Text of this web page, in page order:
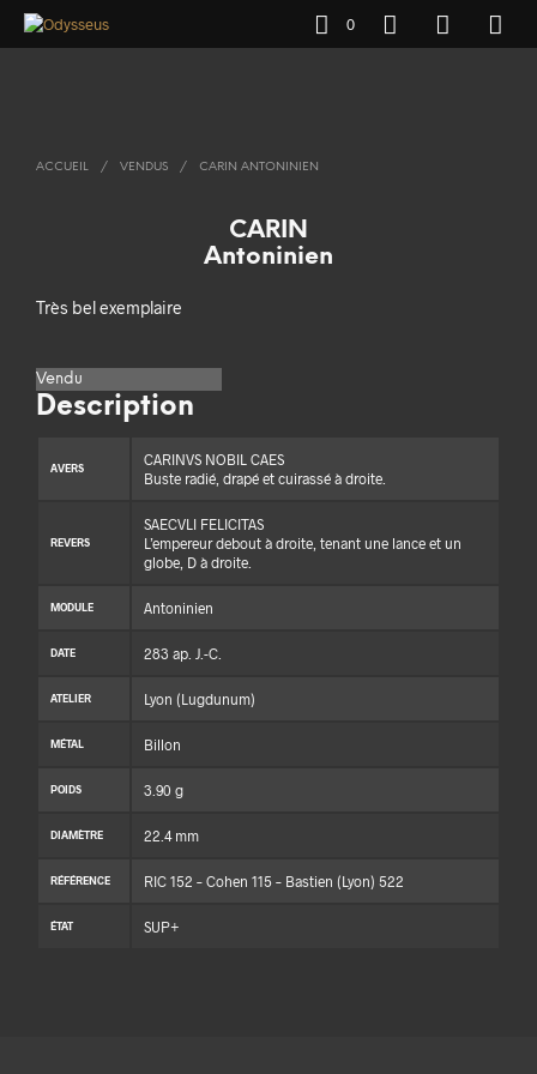
0
ACCUEIL / VENDUS / CARIN ANTONINIEN
CARIN
Antoninien
Très bel exemplaire
Vendu
Description
AVERS
CARINVS NOBIL CAES
Buste radié, drapé et cuirassé à droite.
REVERS
SAECVLI FELICITAS
L’empereur debout à droite, tenant une lance et un
globe, D à droite.
MODULE Antoninien
DATE 283 ap. J.-C.
ATELIER Lyon (Lugdunum)
MÉTAL Billon
POIDS 3.90 g
DIAMÈTRE 22.4 mm
RÉFÉRENCE RIC 152 – Cohen 115 – Bastien (Lyon) 522
ÉTAT SUP+